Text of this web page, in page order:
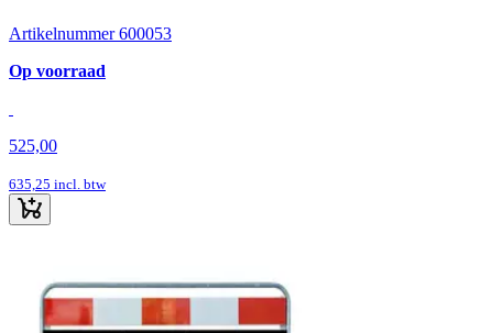
Artikelnummer 600053
Op voorraad
525,00
635,25 incl. btw